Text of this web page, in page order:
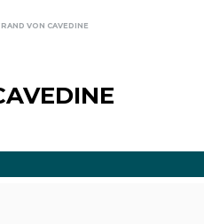
VON CAVEDINE